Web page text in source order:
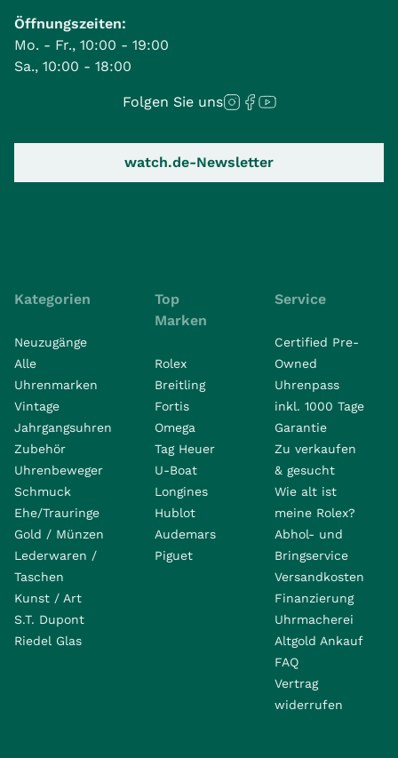
Öffnungszeiten:
Mo. - Fr., 10:00 - 19:00
Sa., 10:00 - 18:00
Folgen Sie uns
watch.de-Newsletter
Kategorien
Neuzugänge
Alle
Uhrenmarken
Vintage
Jahrgangsuhren
Zubehör
Uhrenbeweger
Schmuck
Ehe/Trauringe
Gold / Münzen
Lederwaren /
Taschen
Kunst / Art
S.T. Dupont
Riedel Glas
Top
Marken
Rolex
Breitling
Fortis
Omega
Tag Heuer
U-Boat
Longines
Hublot
Audemars
Piguet
Service
Certified Pre-
Owned
Uhrenpass
inkl. 1000 Tage
Garantie
Zu verkaufen
& gesucht
Wie alt ist
meine Rolex?
Abhol- und
Bringservice
Versandkosten
Finanzierung
Uhrmacherei
Altgold Ankauf
FAQ
Vertrag
widerrufen